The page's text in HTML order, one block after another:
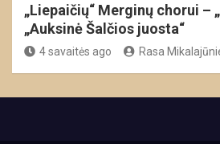
„Liepaičių“ Merginų chorui –
„Auksinė Šalčios juosta“
4 savaitės ago Rasa